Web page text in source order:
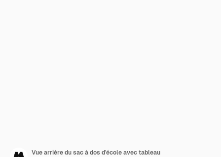
Vue arrière du sac à dos d'école avec tableau